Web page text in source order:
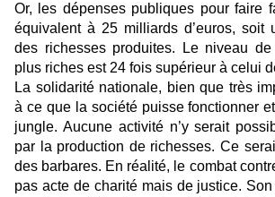
Or, les dépenses publiques pour faire
équivalent à 25 milliards d’euros, soit
des richesses produites. Le niveau
plus riches est 24 fois supérieur à celui
La solidarité nationale, bien que très
à ce que la société puisse fonctionner
jungle. Aucune activité n’y serait
par la production de richesses. Ce
des barbares. En réalité, le combat
pas acte de charité mais de justice.